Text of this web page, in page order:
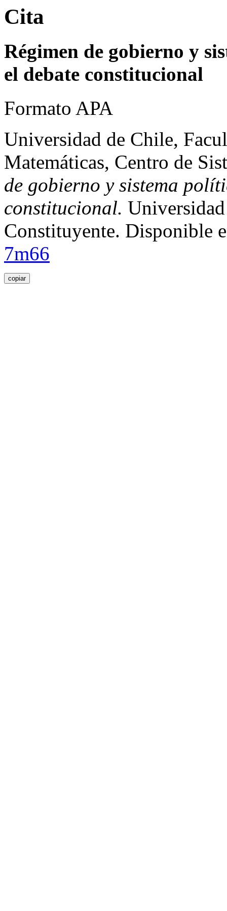
Cita
Régimen de gobierno y
el debate constitucional
Formato APA
Universidad de Chile,
Matemáticas, Centro de
de gobierno y sistema
constitucional.
Constituyente. Disponible
7m66
copiar